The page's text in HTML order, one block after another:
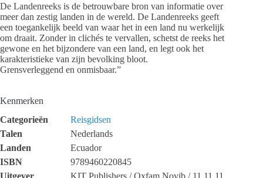
De Landenreeks is de betrouwbare bron van informatie over
meer dan zestig landen in de wereld. De Landenreeks geeft
een toegankelijk beeld van waar het in een land nu werkelijk
om draait. Zonder in clichés te vervallen, schetst de reeks het
gewone en het bijzondere van een land, en legt ook het
karakteristieke van zijn bevolking bloot.
Grensverleggend en onmisbaar.”
Kenmerken
Categorieën
Reisgidsen
Talen
Nederlands
Landen
Ecuador
ISBN
9789460220845